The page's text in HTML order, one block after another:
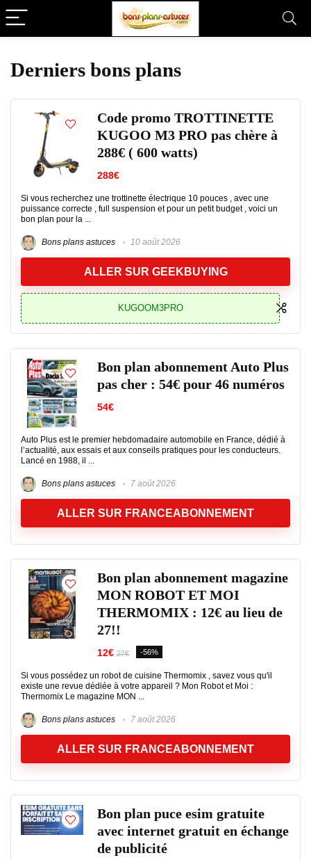
Derniers bons plans
Code promo TROTTINETTE
KUGOO M3 PRO pas chère à
288€ ( 600 watts)
288€
Si vous recherchez une trottinette électrique 10 pouces , avec une
puissance correcte , full suspension et pour un petit budget , voici un
bon plan pour la ...
Bons plans astuces 10 août 2026
ALLER SUR GEEKBUYING
KUGOOM3PRO
Bon plan abonnement Auto Plus
pas cher : 54€ pour 46 numéros
54€
Auto Plus est le premier hebdomadaire automobile en France, dédié à
l’actualité, aux essais et aux conseils pratiques pour les conducteurs.
Lancé en 1988, il ...
Bons plans astuces 7 août 2026
ALLER SUR FRANCEABONNEMENT
Bon plan abonnement magazine
MON ROBOT ET MOI
THERMOMIX : 12€ au lieu de
27!!
12€ 27€ -56%
Si vous possédez un robot de cuisine Thermomix , savez vous qu'il
existe une revue dédiée à votre appareil ? Mon Robot et Moi :
Thermomix Le magazine MON ...
Bons plans astuces 7 août 2026
ALLER SUR FRANCEABONNEMENT
Bon plan puce esim gratuite
avec internet gratuit en échange
de publicité